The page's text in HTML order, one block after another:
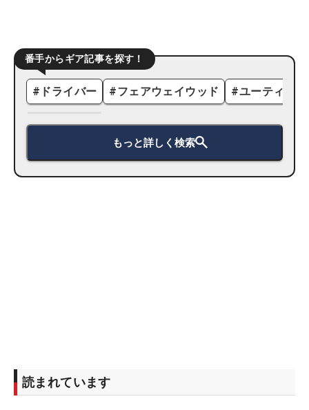
番手からギア記事を探す！
# ドライバー #フェアウェイウッド #ユーティリ
もっと詳しく検索
読まれています